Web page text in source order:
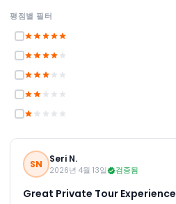
평점별 필터
SN Seri N.
2026년 4월 13일 검증됨
Great Private Tour Experience